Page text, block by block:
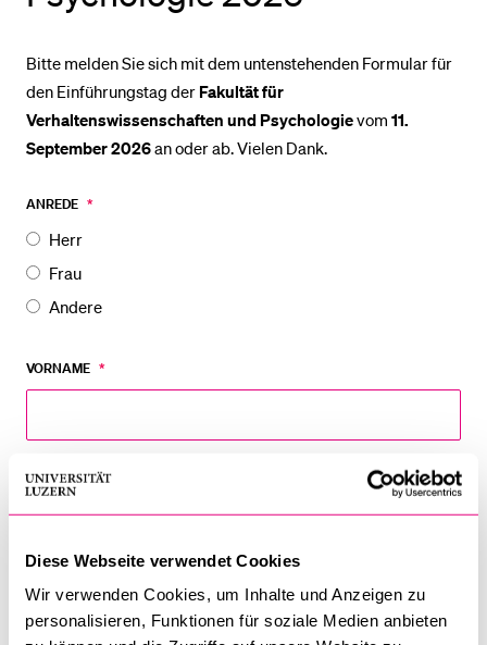
Diese Webseite verwendet Cookies
Wir verwenden Cookies, um Inhalte und Anzeigen zu
personalisieren, Funktionen für soziale Medien anbieten
Bitte melden Sie sich mit dem untenstehenden Formular für
den Einführungstag der Fakultät für
Verhaltenswissenschaften und Psychologievom 11.
September 2026an oder ab. Vielen Dank.
Anmeldung
Einführungstag
2025
ANREDE *
Herr
Frau
Andere
VORNAME *
NAME *
E-MAIL *
Forschende
Mitarbeitende
Alumni
Stellensuchende
Medien
BELIEBTE INHALTE
Vorlesungsverzeichnis
Sportangebot